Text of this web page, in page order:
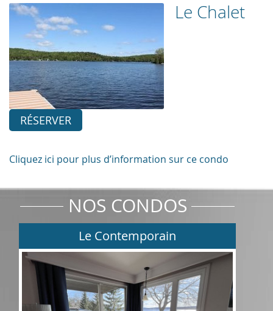
Le Chalet
RÉSERVER
Cliquez ici pour plus d’information sur ce condo
NOS CONDOS
Le Contemporain